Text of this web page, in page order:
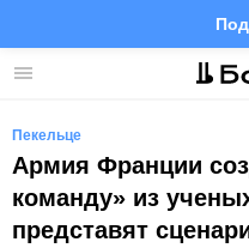
Меню
Пекельце
Армия Франции
команду» из
представят